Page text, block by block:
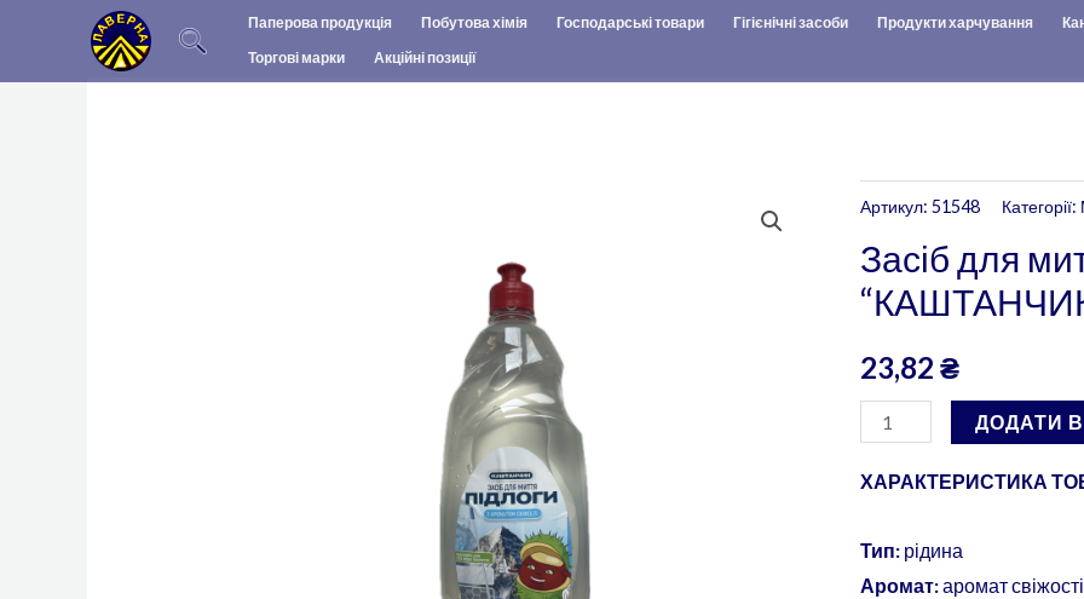
вмісту
Паперова продукція Побутова хімія Господарські товари Гігієнічні засоби Продукти харчування
Торгові марки
Акційні позиції
Артикул:51548 Категорії:
Засіб для
23,82₴
Засіб
миття
підлоги
1
л./
10шт./
уп.
ДОДАТИ
ХАРАКТЕРИСТИКА
Тип: рідина
Аромат:аромат свіжості